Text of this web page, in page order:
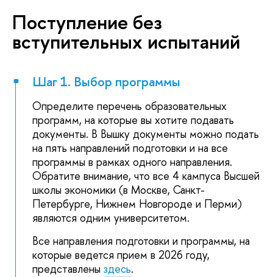
Поступление без
вступительных испытаний
Шаг 1. Выбор программы
Определите перечень образовательных
программ, на которые вы хотите подавать
документы. В Вышку документы можно подать
на пять направлений подготовки и на все
программы в рамках одного направления.
Обратите внимание, что все 4 кампуса Высшей
школы экономики (в Москве, Санкт-
Петербурге, Нижнем Новгороде и Перми)
являются одним университетом.
Все направления подготовки и программы, на
которые ведется прием в 2026 году,
представленыздесь.